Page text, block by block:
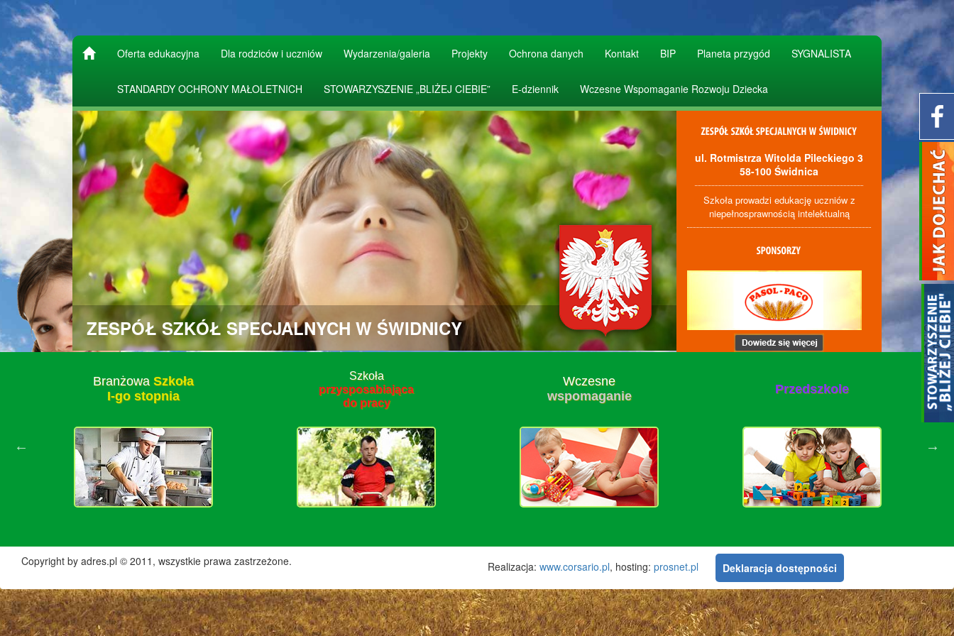
Oferta edukacyjna Dla rodziców i uczniów Wydarzenia/galeria Projekty Ochrona danych Kontakt BIP Planeta przygód SYGNALISTA
STANDARDY OCHRONY MAŁOLETNICH STOWARZYSZENIE „BLIŻEJ CIEBIE” E-dziennik Wczesne Wspomaganie Rozwoju Dziecka
ZESPÓŁ SZKÓŁ SPECJALNYCH W ŚWIDNICY
ul. Rotmistrza Witolda Pileckiego 3
58-100 Świdnica
Szkoła prowadzi edukację uczniów z
niepełnosprawnością intelektualną
Branżowa Szkoła
I-go stopnia
Szkoła
przysposabiająca
do pracy
Wczesne
wspomaganie
Przedszkole
Copyright by adres.pl © 2011, wszystkie prawa zastrzeżone. Realizacja: www.corsario.pl, hosting: prosnet.pl Deklaracja dostępności